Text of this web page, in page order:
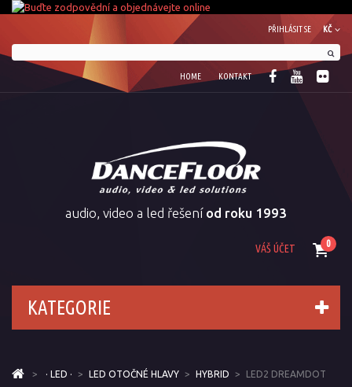
KČ
PŘIHLÁSIT SE
HOME KONTAKT
audio, video a led řešení od roku 1993
0
VÁŠ ÚČET
KATEGORIE
> · LED · > LED OTOČNÉ HLAVY > HYBRID >
LED2 DREAMDOT